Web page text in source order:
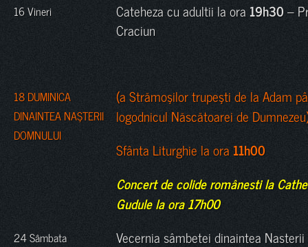
16 Vineri Cateheza cu adultii la ora 19h30 –
Craciun
18 DUMINICA
DINAINTEA NAŞTERII
DOMNULUI
(a Strămoşilor trupeşti de la Adam
logodnicul Născătoarei de
Sfânta Liturghie la ora 11h00
Concert de colide românesti la
Gudule la ora 17h00
24 Sâmbata Vecernia sâmbetei dinaintea